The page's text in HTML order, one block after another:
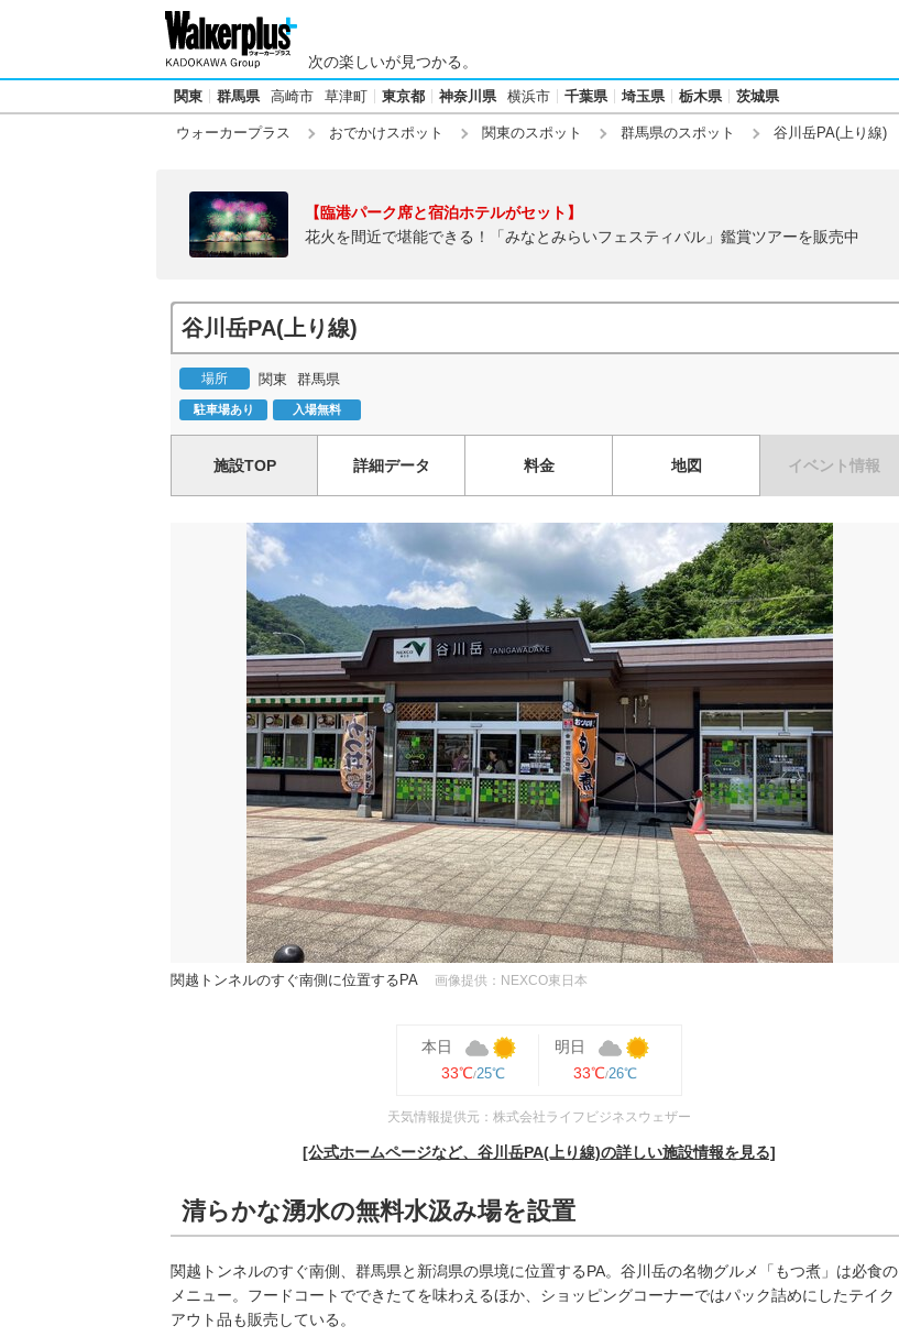
次の楽しいが見つかる。
関東 群馬県 高崎市 草津町 東京都 神奈川県 横浜市 千葉県 埼玉県 栃木県 茨城県
ウォーカープラス おでかけスポット 関東のスポット 群馬県のスポット 谷川岳PA(上り線)
【臨港パーク席と宿泊ホテルがセット】
花火を間近で堪能できる！「みなとみらいフェスティバル」鑑賞ツアーを販売中
谷川岳PA(上り線)
場所 関東 群馬県
駐車場あり 入場無料
施設TOP 詳細データ 料金 地図 イベント情報
関越トンネルのすぐ南側に位置するPA 画像提供：NEXCO東日本
本日
33℃ 25℃
明日
33℃ 26℃
天気情報提供元：株式会社ライフビジネスウェザー
[公式ホームページなど、谷川岳PA(上り線)の詳しい施設情報を見る]
清らかな湧水の無料水汲み場を設置
関越トンネルのすぐ南側、群馬県と新潟県の県境に位置するPA。谷川岳の名物グルメ「もつ煮」は必食の
メニュー。フードコートでできたてを味わえるほか、ショッピングコーナーではパック詰めにしたテイク
アウト品も販売している。